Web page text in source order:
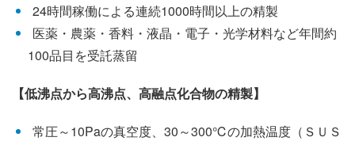
24時間稼働による連続1000時間以上の精製
医薬・農薬・香料・液晶・電子・光学材料など年間約
100品目を受託蒸留
【低沸点から高沸点、高融点化合物の精製】
常圧～10Paの真空度、30～300℃の加熱温度（ＳＵＳ